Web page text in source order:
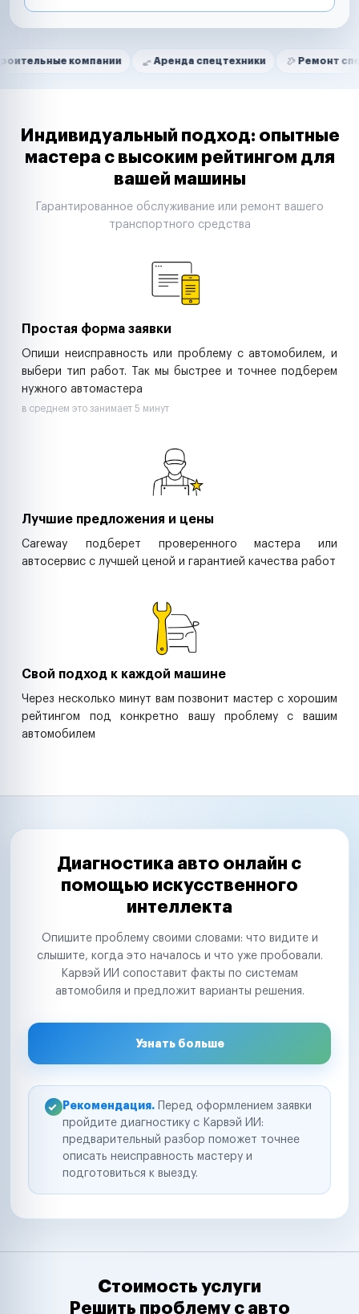
Нам доверяют
компании Аренда спецтехники Ремонт спецтехники
Маркетплейсы
Таксопарки
Автодилеры
Строительные компании
Аренда спецтехники
Индивидуальный подход: опытные
мастера с высоким рейтингом для
вашей машины
Гарантированное обслуживание или ремонт вашего
транспортного средства
Простая форма заявки
Опиши неисправность или проблему с автомобилем, и
выбери тип работ. Так мы быстрее и точнее подберем
нужного автомастера
в среднем это занимает 5 минут
Лучшие предложения и цены
Careway подберет проверенного мастера или
автосервис с лучшей ценой и гарантией качества работ
Свой подход к каждой машине
Через несколько минут вам позвонит мастер с хорошим
рейтингом под конкретно вашу проблему с вашим
автомобилем
Диагностика авто онлайн с
помощью искусственного
интеллекта
Опишите проблему своими словами: что видите и
слышите, когда это началось и что уже пробовали.
Карвэй ИИ сопоставит факты по системам
автомобиля и предложит варианты решения.
Узнать больше
Рекомендация. Перед оформлением заявки
пройдите диагностику с Карвэй ИИ:
предварительный разбор поможет точнее
описать неисправность мастеру и
подготовиться к выезду.
Стоимость услуги
Решить проблему с авто